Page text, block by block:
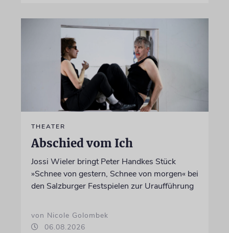
THEATER
Abschied vom Ich
Jossi Wieler bringt Peter Handkes Stück
»Schnee von gestern, Schnee von morgen« bei
den Salzburger Festspielen zur Uraufführung
von Nicole Golombek
06.08.2026